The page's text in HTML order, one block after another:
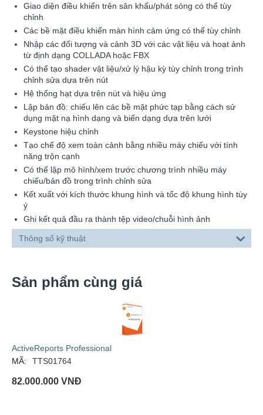
Giao diện điều khiển trên sân khấu/phát sóng có thể tùy
chỉnh
Các bề mặt điều khiển màn hình cảm ứng có thể tùy chỉnh
Nhập các đối tượng và cảnh 3D với các vật liệu và hoạt ảnh
từ định dạng COLLADA hoặc FBX
Có thể tạo shader vật liệu/xử lý hậu kỳ tùy chỉnh trong trình
chỉnh sửa dựa trên nút
Hệ thống hạt dựa trên nút và hiệu ứng
Lập bản đồ: chiếu lên các bề mặt phức tạp bằng cách sử
dụng mặt nạ hình dạng và biến dạng dựa trên lưới
Keystone hiệu chỉnh
Tạo chế độ xem toàn cảnh bằng nhiều máy chiếu với tính
năng trộn cạnh
Có thể lập mô hình/xem trước chương trình nhiều máy
chiếu/bản đồ trong trình chỉnh sửa
Kết xuất với kích thước khung hình và tốc độ khung hình tùy
ý
Ghi kết quả đầu ra thành tệp video/chuỗi hình ảnh
Thông số kỹ thuật
Sản phẩm cùng giá
ActiveReports Professional
MÃ:
TTS01764
82.000.000 VNĐ